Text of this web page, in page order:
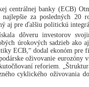
centrálnej banky (ECB)
za posledných 20
aj pre ďalšiu politickú
dôveru investorov
úrokových sadzieb ako
ECB,“ dodal ekonóm pre
oživovanie eurozóny
reforiem.
cyklického oživovania